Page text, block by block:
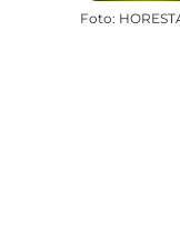
Foto: